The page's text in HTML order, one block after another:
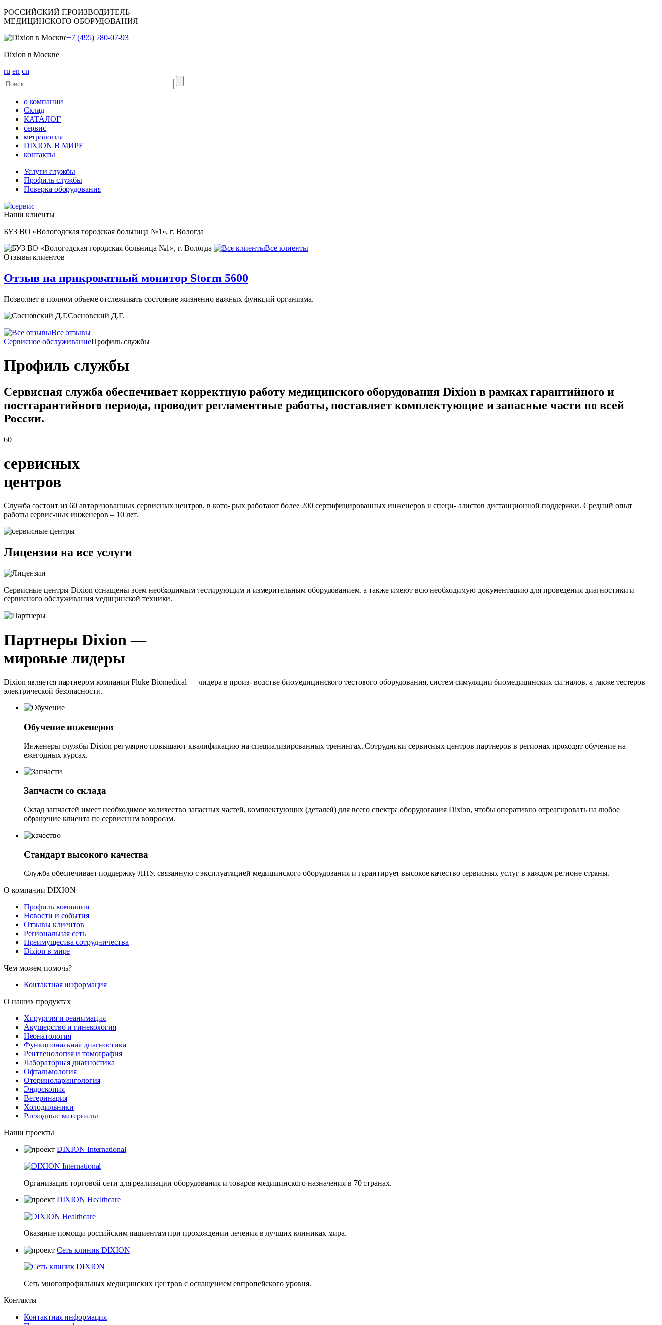
РОССИЙСКИЙ ПРОИЗВОДИТЕЛЬ
МЕДИЦИНСКОГО ОБОРУДОВАНИЯ
+7 (495) 780-07-93
Dixion в Москве
ru en cn
о компании
Склад
КАТАЛОГ
сервис
метрология
DIXION В МИРЕ
контакты
Услуги службы
Профиль службы
Поверка оборудования
Наши клиенты
БУЗ ВО «Вологодская городская больница №1», г. Вологда
Все клиенты
Отзывы клиентов
Отзыв на прикроватный монитор Storm 5600
Позволяет в полном объеме отслеживать состояние жизненно важных функций организма.
Сосновский Д.Г.
Все отзывы
Сервисное обслуживаниеПрофиль службы
Профиль службы
Сервисная служба обеспечивает корректную работу медицинского оборудования Dixion в рамках гарантийного и
постгарантийного периода, проводит регламентные работы, поставляет комплектующие и запасные части по всей
России.
60
сервисных
центров
Служба состоит из 60 авторизованных сервисных центров, в кото- рых работают более 200 сертифицированных инженеров и специ- алистов дистанционной поддержки. Средний опыт
работы сервис-ных инженеров – 10 лет.
Лицензии на все услуги
Сервисные центры Dixion оснащены всем необходимым тестирующим и измерительным оборудованием, а также имеют всю необходимую документацию для проведения диагностики и
сервисного обслуживания медицинской техники.
Партнеры Dixion —
мировые лидеры
Dixion является партнером компании Fluke Biomedical — лидера в произ- водстве биомедицинского тестового оборудования, систем симуляции биомедицинских сигналов, а также тестеров
электрической безопасности.
Обучение инженеров
Инженеры службы Dixion регулярно повышают квалификацию на специализированных тренингах. Сотрудники сервисных центров партнеров в регионах проходят обучение на
ежегодных курсах.
Запчасти со склада
Склад запчастей имеет необходимое количество запасных частей, комплектующих (деталей) для всего спектра оборудования Dixion, чтобы оперативно отреагировать на любое
обращение клиента по сервисным вопросам.
Стандарт высокого качества
Служба обеспечивает поддержку ЛПУ, связанную с эксплуатацией медицинского оборудования и гарантирует высокое качество сервисных услуг в каждом регионе страны.
О компании DIXION
Профиль компании
Новости и события
Отзывы клиентов
Региональная сеть
Преимущества сотрудничества
Dixion в мире
Чем можем помочь?
Контактная информация
О наших продуктах
Хирургия и реанимация
Акушерство и гинекология
Неонатология
Функциональная диагностика
Рентгенология и томография
Лабораторная диагностика
Офтальмология
Оториноларингология
Эндоскопия
Ветеринария
Холодильники
Расходные материалы
Наши проекты
DIXION International
Организация торговой сети для реализации оборудования и товаров медицинского назначения в 70 странах.
DIXION Healthcare
Оказание помощи российским пациентам при прохождении лечения в лучших клиниках мира.
Сеть клиник DIXION
Сеть многопрофильных медицинских центров с оснащением евпропейского уровня.
Контакты
Контактная информация